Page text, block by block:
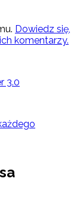
Dowiedz się,
komentarzy.
3.0